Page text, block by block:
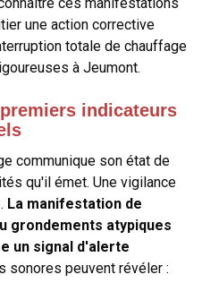
une action corrective
totale de chauffage
à Jeumont.
indicateurs
communique son état de
qu'il émet. Une vigilance
La manifestation de
grondements atypiques
un signal d'alerte
sonores peuvent révéler :